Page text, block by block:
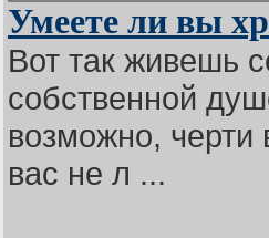
Умеете ли вы
Вот так живешь
собственной
возможно, черти
вас не л ...